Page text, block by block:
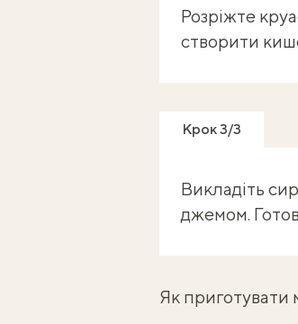
Розріжте
створити
Крок 3/3
Викладіть
джемом.
Як приготувати